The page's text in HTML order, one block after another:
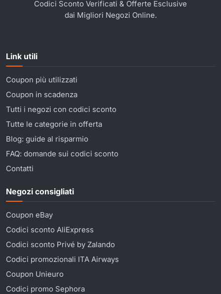
Codici Sconto Verificati & Offerte Esclusive
dai Migliori Negozi Online.
Link utili
Coupon più utilizzati
Coupon in scadenza
Tutti i negozi con codici sconto
Tutte le categorie in offerta
Blog: guide al risparmio
FAQ: domande sui codici sconto
Contatti
Negozi consigliati
Coupon eBay
Codici sconto AliExpress
Codici sconto Privé by Zalando
Codici promozionali ITA Airways
Coupon Unieuro
Codici promo Sephora